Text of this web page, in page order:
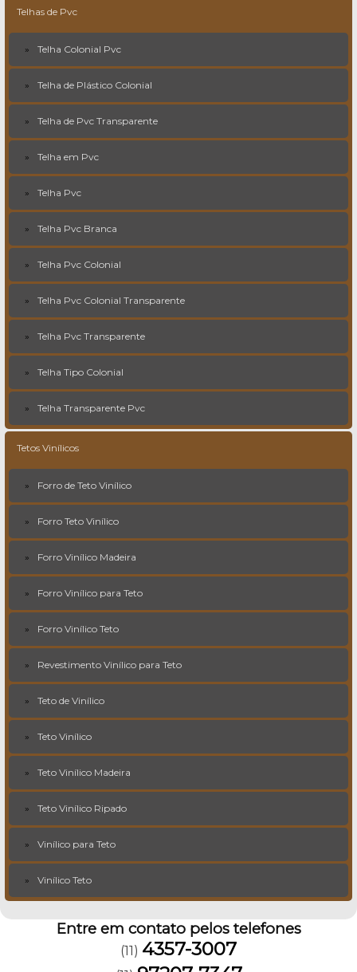
Telhas de Pvc
Telha Colonial Pvc
Telha de Plástico Colonial
Telha de Pvc Transparente
Telha em Pvc
Telha Pvc
Telha Pvc Branca
Telha Pvc Colonial
Telha Pvc Colonial Transparente
Telha Pvc Transparente
Telha Tipo Colonial
Telha Transparente Pvc
Tetos Vinílicos
Forro de Teto Vinílico
Forro Teto Vinílico
Forro Vinílico Madeira
Forro Vinílico para Teto
Forro Vinílico Teto
Revestimento Vinílico para Teto
Teto de Vinílico
Teto Vinílico
Teto Vinílico Madeira
Teto Vinílico Ripado
Vinílico para Teto
Vinílico Teto
Entre em contato pelos telefones
(11) 4357-3007